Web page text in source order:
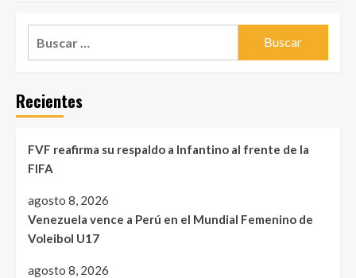
Recientes
FVF reafirma su respaldo a Infantino al frente de la
FIFA
agosto 8, 2026
Venezuela vence a Perú en el Mundial Femenino de
Voleibol U17
agosto 8, 2026